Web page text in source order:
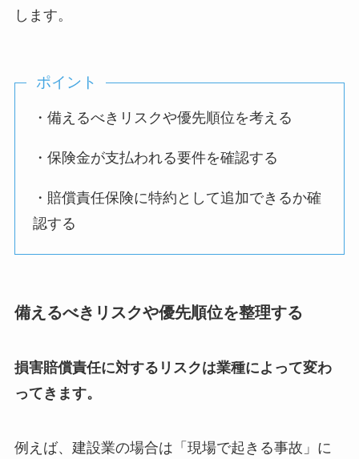
します。
ポイント
・備えるべきリスクや優先順位を考える
・保険金が支払われる要件を確認する
・賠償責任保険に特約として追加できるか確
認する
備えるべきリスクや優先順位を整理する
損害賠償責任に対するリスクは業種によって変わ
ってきます。
例えば、建設業の場合は「現場で起きる事故」に